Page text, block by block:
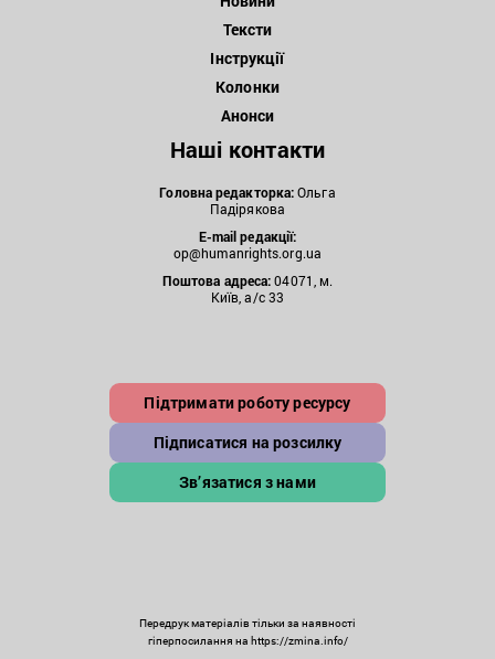
Тексти
Інструкції
Колонки
Анонси
Наші контакти
Головна редакторка:Ольга
Падірякова
E-mail редакції:
op@humanrights.org.ua
Поштова адреса:04071, м.
Київ, а/с 33
Підтримати роботу ресурсу
Підписатися на розсилку
Зв’язатися з нами
Передрук матеріалів тільки за наявності
гіперпосилання на https://zmina.info/